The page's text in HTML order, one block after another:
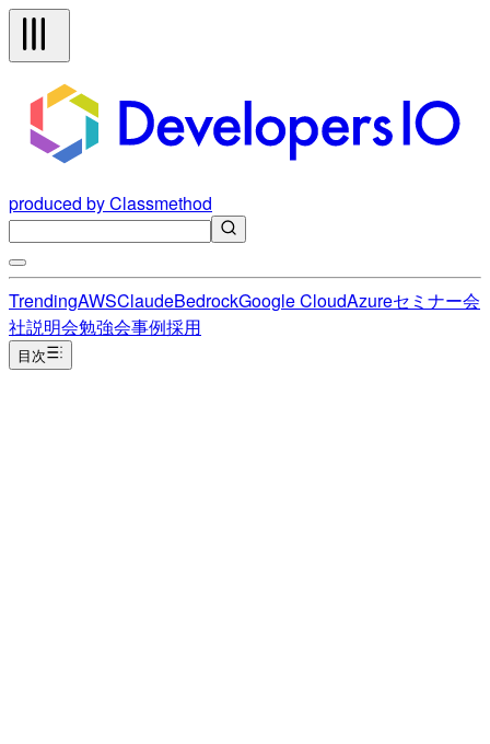
produced by Classmethod
TrendingAWSClaudeBedrockGoogle CloudAzureセミナー会
社説明会勉強会事例採用
目次